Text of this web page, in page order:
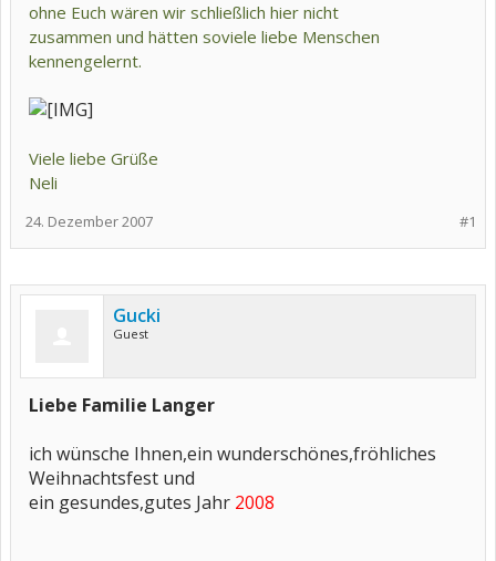
ohne Euch wären wir schließlich hier nicht
zusammen und hätten soviele liebe Menschen
kennengelernt.
Viele liebe Grüße
Neli
#1
24. Dezember 2007
Gucki
Guest
Liebe Familie Langer
ich wünsche Ihnen,ein wunderschönes,fröhliches
Weihnachtsfest und
ein gesundes,gutes Jahr 2008